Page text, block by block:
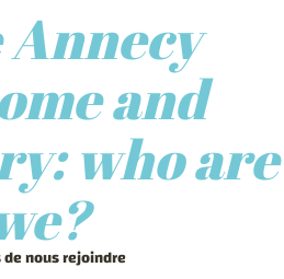
and
who are
nous rejoindre